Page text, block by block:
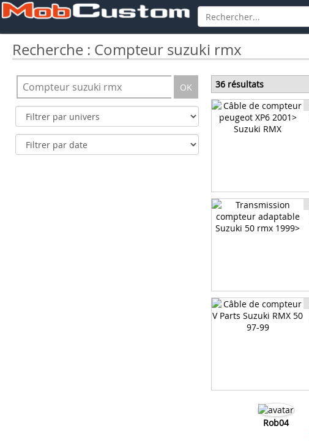
Recherche : Compteur suzuki rmx
OK 36 résultats
Rob04